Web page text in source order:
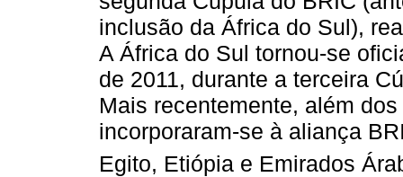
inclusão da África do Sul),
A África do Sul tornou-se
de 2011, durante a terceira
Mais recentemente, além
incorporaram-se à aliança
Egito, Etiópia e Emirados